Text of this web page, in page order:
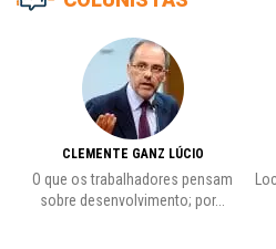
CLEMENTE GANZ LÚCIO
O que os trabalhadores pensam
sobre desenvolvimento; por...